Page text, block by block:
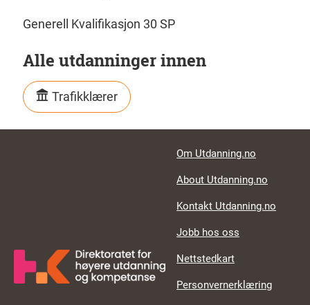
Generell Kvalifikasjon 30 SP
Alle utdanninger innen
Trafikklærer
Footer links
Om Utdanning.no
About Utdanning.no
Kontakt Utdanning.no
Jobb hos oss
Nettstedkart
Personvernerklæring